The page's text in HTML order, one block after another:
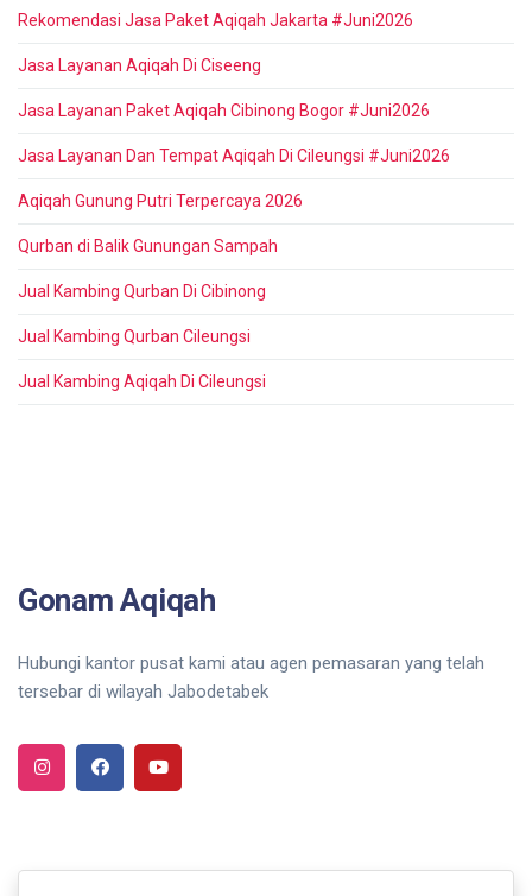
Rekomendasi Jasa Paket Aqiqah Jakarta #Juni2026
Jasa Layanan Aqiqah Di Ciseeng
Jasa Layanan Paket Aqiqah Cibinong Bogor #Juni2026
Jasa Layanan Dan Tempat Aqiqah Di Cileungsi #Juni2026
Aqiqah Gunung Putri Terpercaya 2026
Qurban di Balik Gunungan Sampah
Jual Kambing Qurban Di Cibinong
Jual Kambing Qurban Cileungsi
Jual Kambing Aqiqah Di Cileungsi
Gonam Aqiqah
Hubungi kantor pusat kami atau agen pemasaran yang telah
tersebar di wilayah Jabodetabek